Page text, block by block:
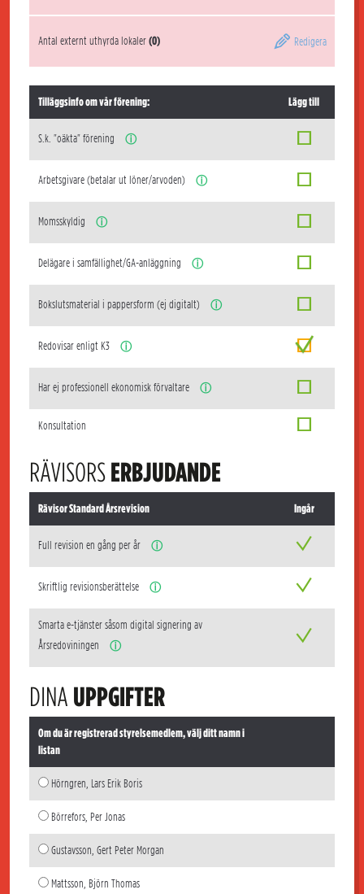
Antal externt uthyrda lokaler(0) Redigera
Tilläggsinfo om vår förening: Lägg till
S.k. "oäkta" förening ⓘ
Arbetsgivare (betalar ut löner/arvoden) ⓘ
Momsskyldig ⓘ
Delägare i samfällighet/GA-anläggning ⓘ
Bokslutsmaterial i pappersform (ej digitalt) ⓘ
Redovisar enligt K3 ⓘ
Har ej professionell ekonomisk förvaltare ⓘ
Konsultation
RÄVISORSERBJUDANDE
Rävisor Standard Årsrevision Ingår
Full revision en gång per år ⓘ
Skriftlig revisionsberättelse ⓘ
Smarta e-tjänster såsom digital signering av
Årsredoviningen
ⓘ
DINA UPPGIFTER
Om du är registrerad styrelsemedlem, välj ditt namn i
listan
Hörngren, Lars Erik Boris
Börrefors, Per Jonas
Gustavsson, Gert Peter Morgan
Mattsson, Björn Thomas